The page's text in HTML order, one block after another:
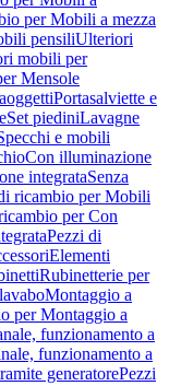
per Mobili a mezza
pensiliUlteriori
mobili per
Mensole
Portasalviette e
Set piediniLavagne
e mobili
Con illuminazione
integrataSenza
ricambio per Mobili
per Con
Pezzi di
Elementi
Rubinetterie per
Montaggio a
per Montaggio a
funzionamento a
funzionamento a
generatorePezzi